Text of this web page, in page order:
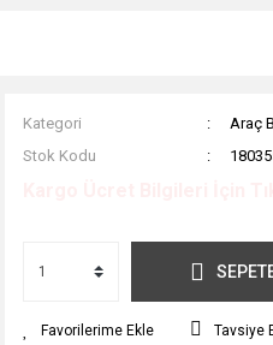
Kategori
Araç
Stok Kodu
Tavsiye